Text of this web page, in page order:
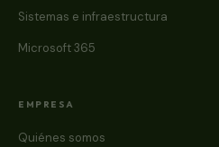
Sistemas e infraestructura
Microsoft 365
EMPRESA
Quiénes somos